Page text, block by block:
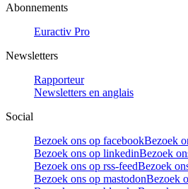
Abonnements
Euractiv Pro
Newsletters
Rapporteur
Newsletters en anglais
Social
Bezoek ons op facebookBezoek
Bezoek ons op linkedinBezoek
Bezoek ons op rss-feedBezoek
Bezoek ons op mastodonBezoek